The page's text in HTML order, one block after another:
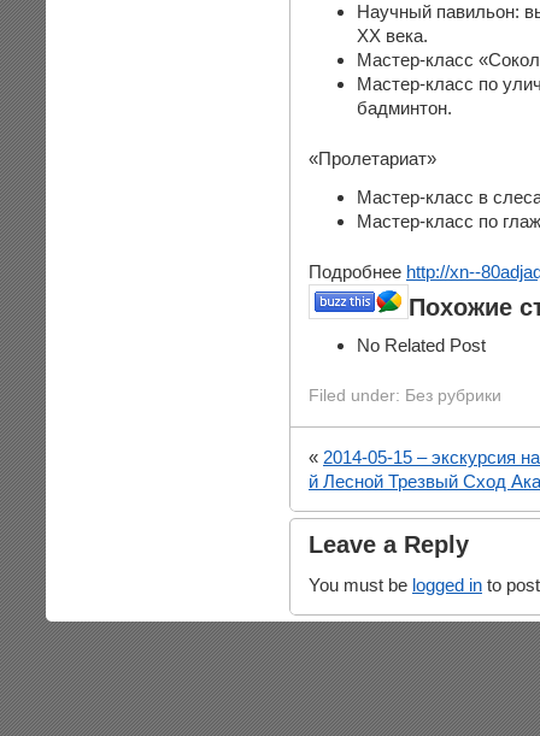
Научный павильон:
XX века.
Мастер-класс
Мастер-класс по
бадминтон.
«Пролетариат»
Мастер-класс в
Мастер-класс по
Подробнее http://xn--
Похожие
No Related Post
Filed under: Без рубрики
« 2014-05-15 – экскурсия
й Лесной Трезвый Сход
Leave a Reply
You must be logged in to